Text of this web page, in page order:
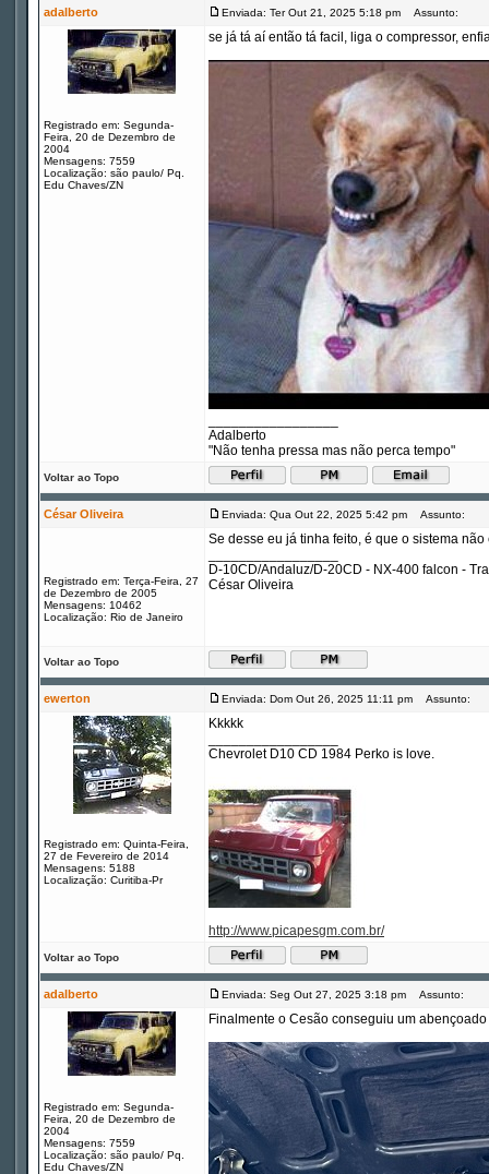
adalberto Enviada: Ter Out 21, 2025 5:18 pm Assunto:
Registrado em: Segunda-
Feira, 20 de Dezembro de
2004
Mensagens: 7559
Localização: são paulo/ Pq.
Edu Chaves/ZN
se já tá aí então tá facil, liga o compressor,
Adalberto
"Não tenha pressa mas não perca tempo"
Voltar ao Topo
César Oliveira Enviada: Qua Out 22, 2025 5:42 pm Assunto:
Registrado em: Terça-Feira, 27
de Dezembro de 2005
Mensagens: 10462
Localização: Rio de Janeiro
Se desse eu já tinha feito, é que o sistema
D-10CD/Andaluz/D-20CD - NX-400 falcon -
César Oliveira
Voltar ao Topo
ewerton Enviada: Dom Out 26, 2025 11:11 pm Assunto:
Registrado em: Quinta-Feira,
27 de Fevereiro de 2014
Mensagens: 5188
Localização: Curitiba-Pr
Kkkkk
Chevrolet D10 CD 1984 Perko is love.
http://www.picapesgm.com.br/
Voltar ao Topo
adalberto Enviada: Seg Out 27, 2025 3:18 pm Assunto:
Registrado em: Segunda-
Feira, 20 de Dezembro de
2004
Mensagens: 7559
Localização: são paulo/ Pq.
Edu Chaves/ZN
Finalmente o Cesão conseguiu um